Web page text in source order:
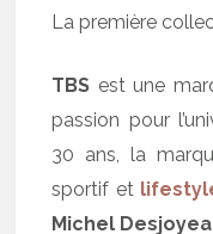
La première
TBS est une
passion pour
30 ans, la
sportif et
Michel